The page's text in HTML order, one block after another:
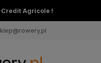
Credit Agricole !